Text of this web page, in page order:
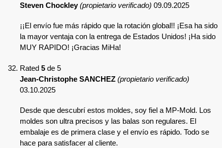
Steven Chockley(propietario verificado) 09.09.2025
¡¡El envío fue más rápido que la rotación global!! ¡Esa ha sido
la mayor ventaja con la entrega de Estados Unidos! ¡Ha sido
MUY RAPIDO! ¡Gracias MiHa!
Rated 5 de 5
Jean-Christophe SANCHEZ (propietario verificado)
03.10.2025
Desde que descubrí estos moldes, soy fiel a MP-Mold. Los
moldes son ultra precisos y las balas son regulares. El
embalaje es de primera clase y el envío es rápido. Todo se
hace para satisfacer al cliente.